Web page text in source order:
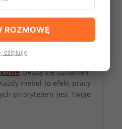
cieszą się uznaniem
mebel to efekt pracy
priorytetem jest Twoje
ROZMOWĘ
dziękuję